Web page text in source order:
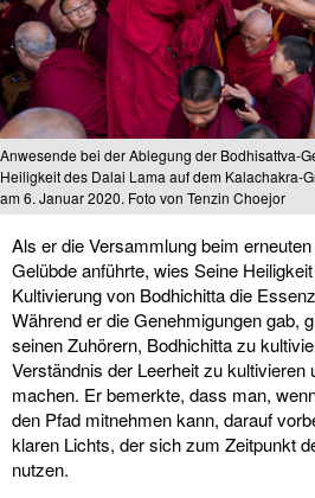
Anwesende bei der Ablegung der Bodhisattva-
Heiligkeit des Dalai Lama auf dem Kalachakra-
am 6. Januar 2020. Foto von Tenzin Choejor
Als er die Versammlung beim
Gelübde anführte, wies Seine
Kultivierung von Bodhichitta die
Während er die Genehmigungen gab,
seinen Zuhörern, Bodhichitta zu
Verständnis der Leerheit zu kultivieren
machen. Er bemerkte, dass man,
den Pfad mitnehmen kann, darauf
klaren Lichts, der sich zum Zeitpunkt
nutzen.